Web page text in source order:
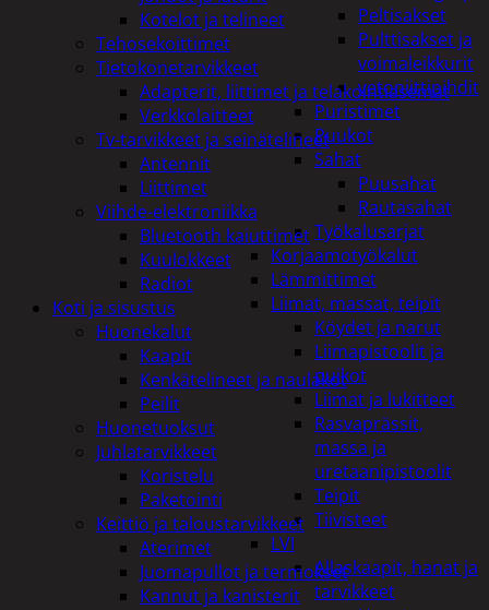
Peltisakset
Pulttisakset ja
voimaleikkurit
vetoniittipihdit
Puristimet
Puukot
Sahat
Puusahat
Rautasahat
Työkalusarjat
Korjaamotyökalut
Lämmittimet
Liimat, massat, teipit
Köydet ja narut
Liimapistoolit ja
puikot
Liimat ja lukitteet
Rasvaprässit,
massa ja
uretaanipistoolit
Teipit
Tiivisteet
LVI
Allaskaapit, hanat ja
tarvikkeet
Kotelot ja telineet
Tehosekoittimet
Tietokonetarvikkeet
Adapterit, liittimet ja telakointiasemat
Verkkolaitteet
Tv-tarvikkeet ja seinätelineet
Antennit
Liittimet
Viihde-elektroniikka
Bluetooth kaiuttimet
Kuulokkeet
Radiot
Koti ja sisustus
Huonekalut
Kaapit
Kenkätelineet ja naulakot
Peilit
Huonetuoksut
Juhlatarvikkeet
Koristelu
Paketointi
Keittiö ja taloustarvikkeet
Aterimet
Juomapullot ja termokset
Kannut ja kanisterit